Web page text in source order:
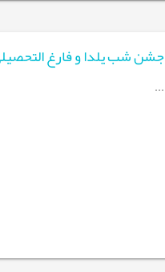
جشن شب یلدا و فارغ التحصیلی
...